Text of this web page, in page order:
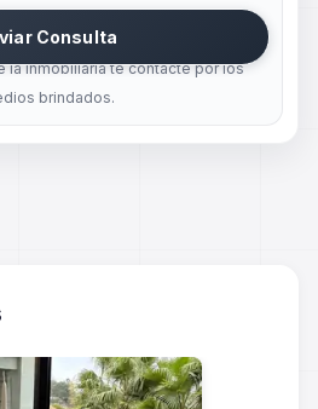
Consulta
la inmobiliaria te contacte por los
brindados.